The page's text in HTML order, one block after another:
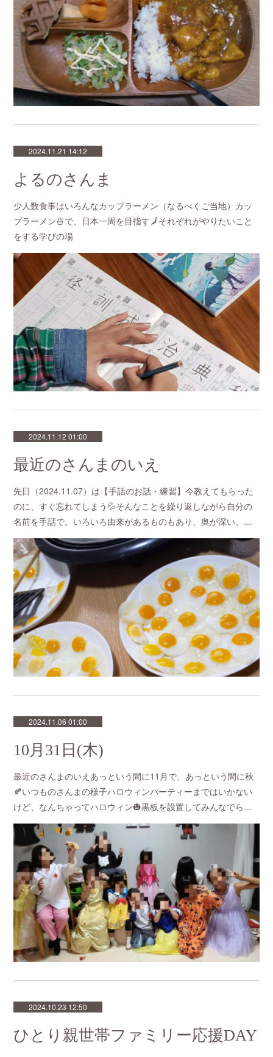
2024.11.21 14:12
よるのさんま
少人数食事はいろんなカップラーメン（なるべくご当地）カッ
プラーメン🍜で、日本一周を目指す🗾それぞれがやりたいこと
をする学びの場
2024.11.12 01:00
最近のさんまのいえ
先日（2024.11.07）は【手話のお話・練習】今教えてもらった
のに、すぐ忘れてしまう💦そんなことを繰り返しながら自分の
名前を手話で。いろいろ由来があるものもあり、奥が深い。…
2024.11.06 01:00
10月31日(木)
最近のさんまのいえあっという間に11月で、あっという間に秋
🍂いつものさんまの様子ハロウィンパーティーまではいかない
けど、なんちゃってハロウィン🎃黒板を設置してみんなでら…
2024.10.23 12:50
ひとり親世帯ファミリー応援DAY